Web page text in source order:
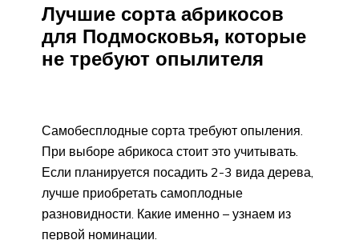
Лучшие сорта абрикосов
для Подмосковья, которые
не требуют опылителя
Самобесплодные сорта требуют опыления.
При выборе абрикоса стоит это учитывать.
Если планируется посадить 2-3 вида дерева,
лучше приобретать самоплодные
разновидности. Какие именно – узнаем из
первой номинации.